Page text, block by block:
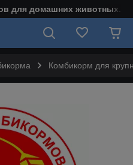
для домашних животных.
Комбикорм для